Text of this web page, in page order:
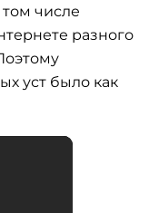
числе
разного
уст было как